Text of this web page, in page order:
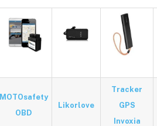
MOTOsafety
OBD
Likorlove
Tracker
GPS
Invoxia